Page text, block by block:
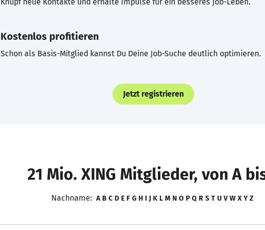
Kostenlos profitieren
Schon als Basis-Mitglied kannst Du Deine Job-Suche deutlich optimieren.
Jetzt registrieren
21 Mio. XING Mitglieder, von A
Nachname: A B C D E F G H I J K L M N O P Q R S T U V W X Y Z